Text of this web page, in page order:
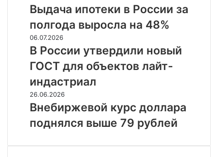
СМИ
ипотеки
России
за
полгода
выросла
на
Выдача ипотеки в России за
полгода выросла на 48%
В
России
утвердили
новый
ГОСТ
для
объектов
лайт-
06.07.2026
В России утвердили новый
ГОСТ для объектов лайт-
индастриал
Внебиржевой
курс
доллара
поднялся
79
26.06.2026
Внебиржевой курс доллара
поднялся выше 79 рублей